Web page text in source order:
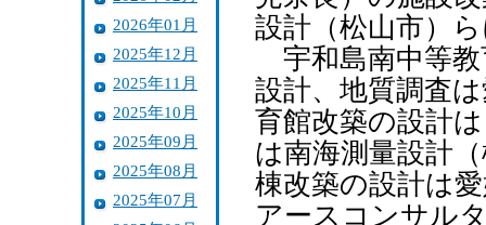
2026年01月
2025年12月
2025年11月
2025年10月
2025年09月
2025年08月
2025年07月
設計（松山市）
宇和島南中等教
設計、地質調査
育館改築の設計
は南海測量設計
棟改築の設計は
アースコンサル